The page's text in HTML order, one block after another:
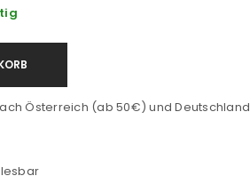
Österreich (ab 50€) und Deutschland